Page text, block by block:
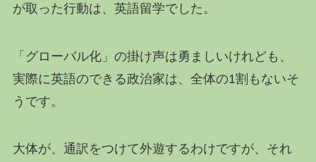
が取った行動は、英語留学でした。
「グローバル化」の掛け声は勇ましいけれども、
実際に英語のできる政治家は、全体の1割もないそ
うです。
大体が、通訳をつけて外遊するわけですが、それ